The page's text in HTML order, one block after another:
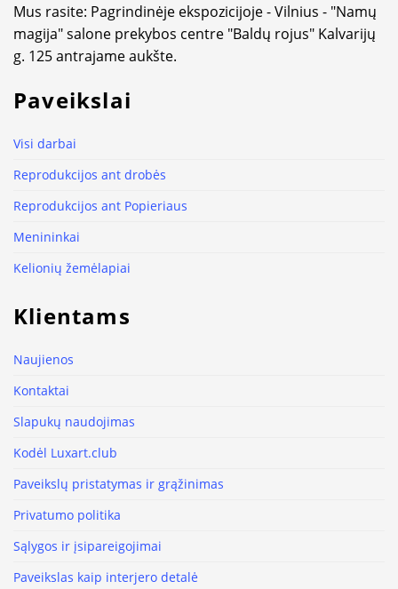
Mus rasite: Pagrindinėje ekspozicijoje - Vilnius - "Namų
magija" salone prekybos centre "Baldų rojus" Kalvarijų
g. 125 antrajame aukšte.
Paveikslai
Visi darbai
Reprodukcijos ant drobės
Reprodukcijos ant Popieriaus
Menininkai
Kelionių žemėlapiai
Klientams
Naujienos
Kontaktai
Slapukų naudojimas
Kodėl Luxart.club
Paveikslų pristatymas ir grąžinimas
Privatumo politika
Sąlygos ir įsipareigojimai
Paveikslas kaip interjero detalė